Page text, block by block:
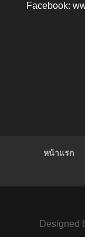
Facebook:
หน้าแรก
Designed